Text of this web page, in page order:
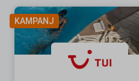
KAMPANJ